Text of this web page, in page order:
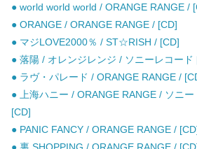
● world world world / ORANGE RANGE /
● ORANGE / ORANGE RANGE / [CD]
● マジLOVE2000％ / ST☆RISH / [CD]
● 落陽 / オレンジレンジ / ソニーレコード
● ラヴ・パレード / ORANGE RANGE /
● 上海ハニー / ORANGE RANGE / ソニ
[CD]
● PANIC FANCY / ORANGE RANGE /